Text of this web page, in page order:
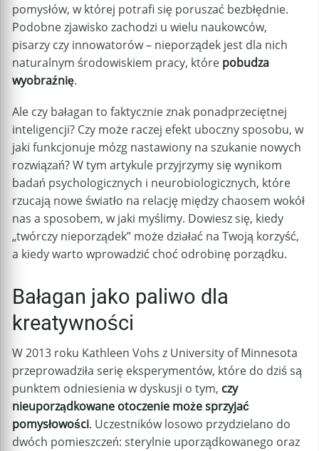
pomysłów, w której potrafi się poruszać bezbłędnie.
Podobne zjawisko zachodzi u wielu naukowców,
pisarzy czy innowatorów – nieporządek jest dla nich
naturalnym środowiskiem pracy, które pobudza
wyobraźnię.
Ale czy bałagan to faktycznie znak ponadprzeciętnej
inteligencji? Czy może raczej efekt uboczny sposobu, w
jaki funkcjonuje mózg nastawiony na szukanie nowych
rozwiązań? W tym artykule przyjrzymy się wynikom
badań psychologicznych i neurobiologicznych, które
rzucają nowe światło na relację między chaosem wokół
nas a sposobem, w jaki myślimy. Dowiesz się, kiedy
„twórczy nieporządek” może działać na Twoją korzyść,
a kiedy warto wprowadzić choć odrobinę porządku.
Bałagan jako paliwo dla
kreatywności
W 2013 roku Kathleen Vohs z University of Minnesota
przeprowadziła serię eksperymentów, które do dziś są
punktem odniesienia w dyskusji o tym, czy
nieuporządkowane otoczenie może sprzyjać
pomysłowości. Uczestników losowo przydzielano do
dwóch pomieszczeń: sterylnie uporządkowanego oraz